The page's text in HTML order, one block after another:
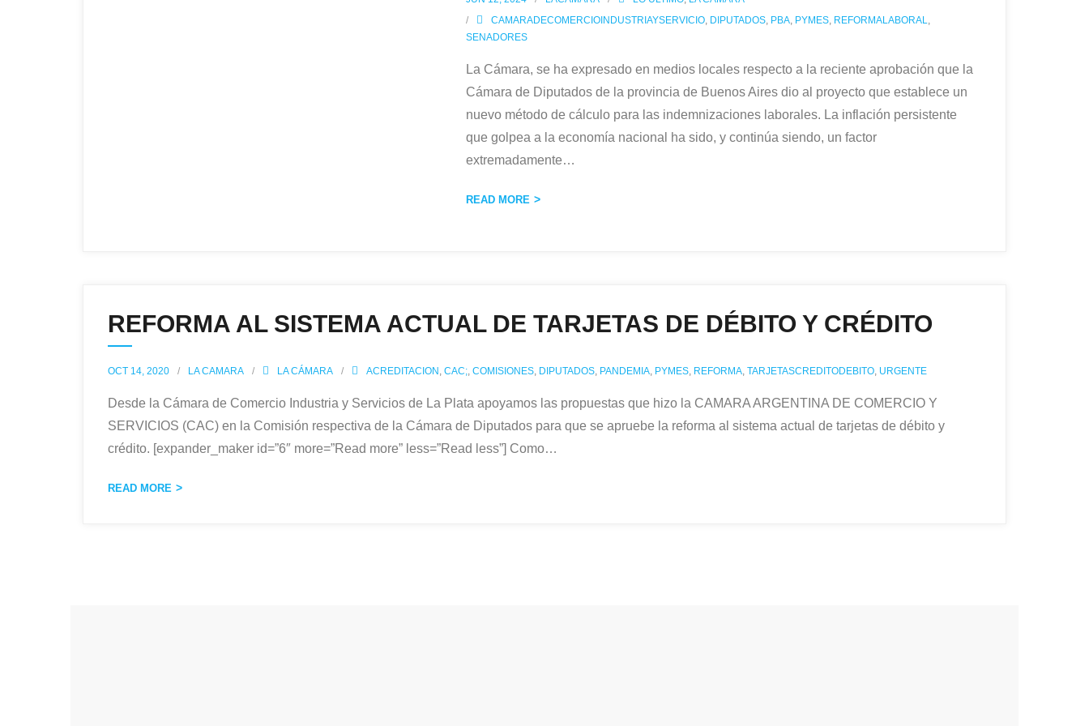
CAMARADECOMERCIOINDUSTRIAYSERVICIO, DIPUTADOS, PBA, PYMES, REFORMALABORAL,
SENADORES
La Cámara, se ha expresado en medios locales respecto a la reciente aprobación que la
Cámara de Diputados de la provincia de Buenos Aires dio al proyecto que establece un
nuevo método de cálculo para las indemnizaciones laborales. La inflación persistente
que golpea a la economía nacional ha sido, y continúa siendo, un factor
extremadamente…
READ MORE
REFORMA AL SISTEMA ACTUAL DE TARJETAS DE DÉBITO Y CRÉDITO
OCT 14, 2020 LA CAMARA LA CÁMARA ACREDITACION , CAC;, COMISIONES, DIPUTADOS, PANDEMIA, PYMES, REFORMA, TARJETASCREDITODEBITO, URGENTE
Desde la Cámara de Comercio Industria y Servicios de La Plata apoyamos las propuestas que hizo la CAMARA ARGENTINA DE COMERCIO Y
SERVICIOS (CAC) en la Comisión respectiva de la Cámara de Diputados para que se apruebe la reforma al sistema actual de tarjetas de débito y
crédito. [expander_maker id=”6″ more=”Read more” less=”Read less”] Como…
READ MORE